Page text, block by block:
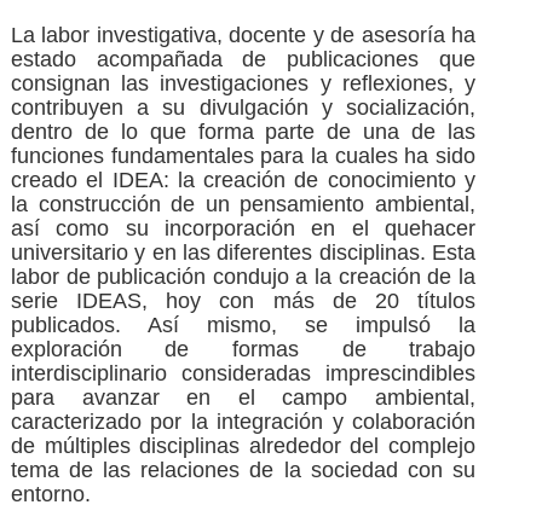
La labor investigativa, docente y de asesoría ha
estado acompañada de publicaciones que
consignan las investigaciones y reflexiones, y
contribuyen a su divulgación y socialización,
dentro de lo que forma parte de una de las
funciones fundamentales para la cuales ha sido
creado el IDEA: la creación de conocimiento y
la construcción de un pensamiento ambiental,
así como su incorporación en el quehacer
universitario y en las diferentes disciplinas. Esta
labor de publicación condujo a la creación de la
serie IDEAS, hoy con más de 20 títulos
publicados. Así mismo, se impulsó la
exploración de formas de trabajo
interdisciplinario consideradas imprescindibles
para avanzar en el campo ambiental,
caracterizado por la integración y colaboración
de múltiples disciplinas alrededor del complejo
tema de las relaciones de la sociedad con su
entorno.